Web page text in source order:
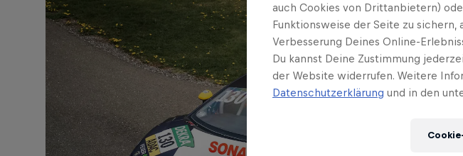
auch Cookies von Drittanbietern)
Funktionsweise der Seite zu
Verbesserung Deines Online-
Du kannst Deine Zustimmung
der Website widerrufen. Weitere
Datenschutzerklärung und in den